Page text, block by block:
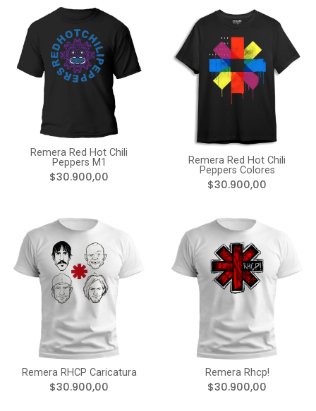
Remera Red Hot Chili
Peppers M1
$30.900,00
Remera Red Hot Chili
Peppers Colores
$30.900,00
Remera RHCP Caricatura
$30.900,00
Remera Rhcp!
$30.900,00